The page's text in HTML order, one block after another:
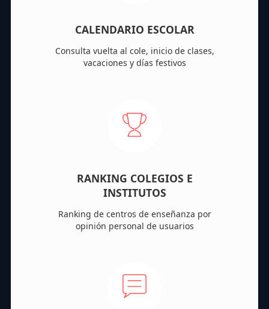
CALENDARIO ESCOLAR
Consulta vuelta al cole, inicio de clases,
vacaciones y días festivos
RANKING COLEGIOS E
INSTITUTOS
Ranking de centros de enseñanza por
opinión personal de usuarios